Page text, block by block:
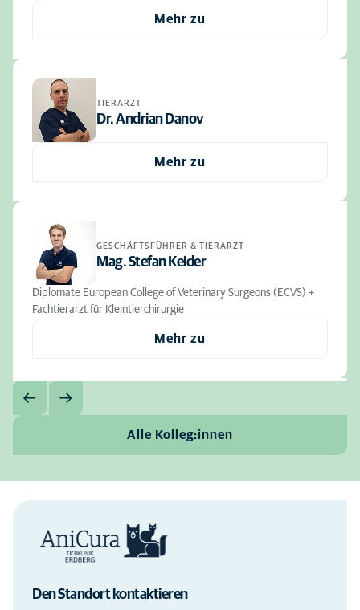
Mehr zu
TIERARZT
Dr. Andrian Danov
Mehr zu
GESCHÄFTSFÜHRER & TIERARZT
Mag. Stefan Keider
Diplomate European College of Veterinary Surgeons (ECVS) +
Fachtierarzt für Kleintierchirurgie
Mehr zu
Alle Kolleg:innen
Den Standort kontaktieren